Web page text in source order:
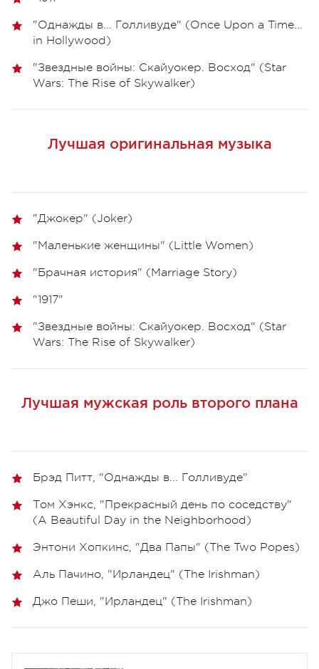
"Однажды в... Голливуде" (Once Upon a Time...
in Hollywood)
"Звездные войны: Скайуокер. Восход" (Star
Wars: The Rise of Skywalker)
Лучшая оригинальная музыка
"Джокер" (Joker)
"Маленькие женщины" (Little Women)
"Брачная история" (Marriage Story)
"1917"
"Звездные войны: Скайуокер. Восход" (Star
Wars: The Rise of Skywalker)
Лучшая мужская роль второго плана
Брэд Питт, "Однажды в... Голливуде"
Том Хэнкс, "Прекрасный день по соседству"
(A Beautiful Day in the Neighborhood)
Энтони Хопкинс, "Два Папы" (The Two Popes)
Аль Пачино, "Ирландец" (The Irishman)
Джо Пеши, "Ирландец" (The Irishman)